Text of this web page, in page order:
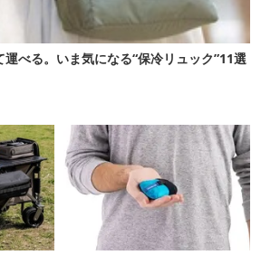
べる。いま気になる“保冷リュック”11選